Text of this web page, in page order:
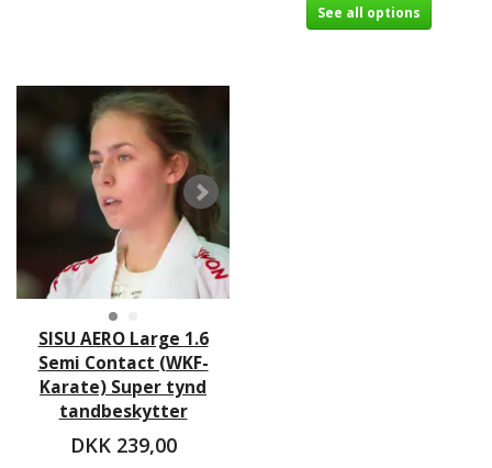
See all options
SISU AERO Large 1.6
Semi Contact (WKF-
Karate) Super tynd
tandbeskytter
DKK 239,00